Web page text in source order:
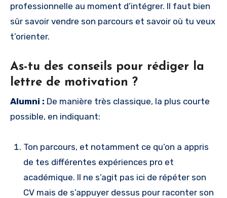
professionnelle au moment d’intégrer. Il faut bien
sûr savoir vendre son parcours et savoir où tu veux
t’orienter.
As-tu des conseils pour rédiger la
lettre de motivation ?
Alumni : De manière très classique, la plus courte
possible, en indiquant:
Ton parcours, et notamment ce qu’on a appris
de tes différentes expériences pro et
académique. Il ne s’agit pas ici de répéter son
CV mais de s’appuyer dessus pour raconter son